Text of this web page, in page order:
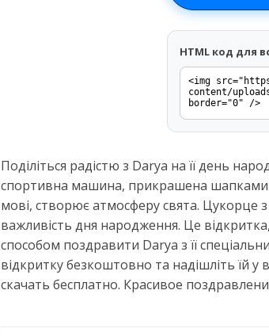
HTML код для
Поділіться радістю з Darya на її день
спортивна машина, прикрашена шапками
мові, створює атмосферу свята.
важливість дня народження. Це
способом поздравити Darya з її
відкритку безкоштовно та надішліть їй
скачать бесплатно. Красивое